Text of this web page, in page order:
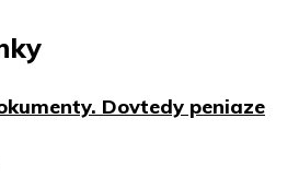
Dovtedy peniaze